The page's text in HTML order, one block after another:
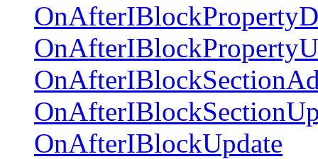
OnAfterIBlockUpdate